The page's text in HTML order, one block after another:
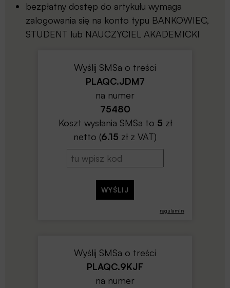
bezpłatny dostęp do artykułu wymaga
zalogowania się na konto typu BANKOWIEC,
STUDENT lub NAUCZYCIEL AKADEMICKI
regulamin
Wyślij SMSa o treści
PLAQC.JDM7
na numer
75480
Koszt wysłania SMSa to 5 zł
netto (6.15 zł z VAT)
Wyślij SMSa o treści
PLAQC.9KJF
na numer